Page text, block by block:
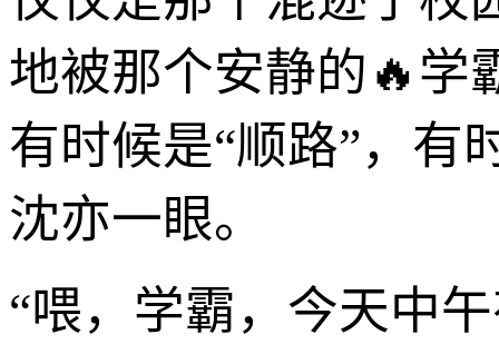
地被那个安静的🔥学
有时候是“顺路”，有
沈亦一眼。
“喂，学霸，今天中